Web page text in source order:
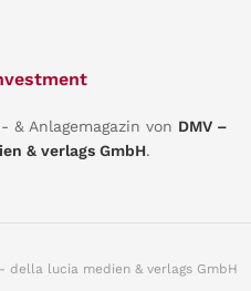
& Anlagemagazin von DMV –
& verlags GmbH.
della lucia medien & verlags GmbH